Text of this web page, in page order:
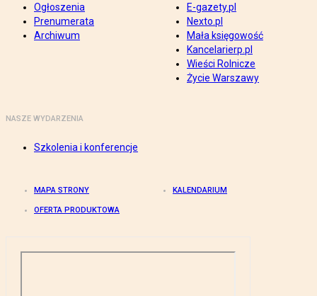
Ogłoszenia
Prenumerata
Archiwum
E-gazety.pl
Nexto.pl
Mała księgowość
Kancelarierp.pl
Wieści Rolnicze
Życie Warszawy
NASZE WYDARZENIA
Szkolenia i konferencje
MAPA STRONY KALENDARIUM
OFERTA PRODUKTOWA